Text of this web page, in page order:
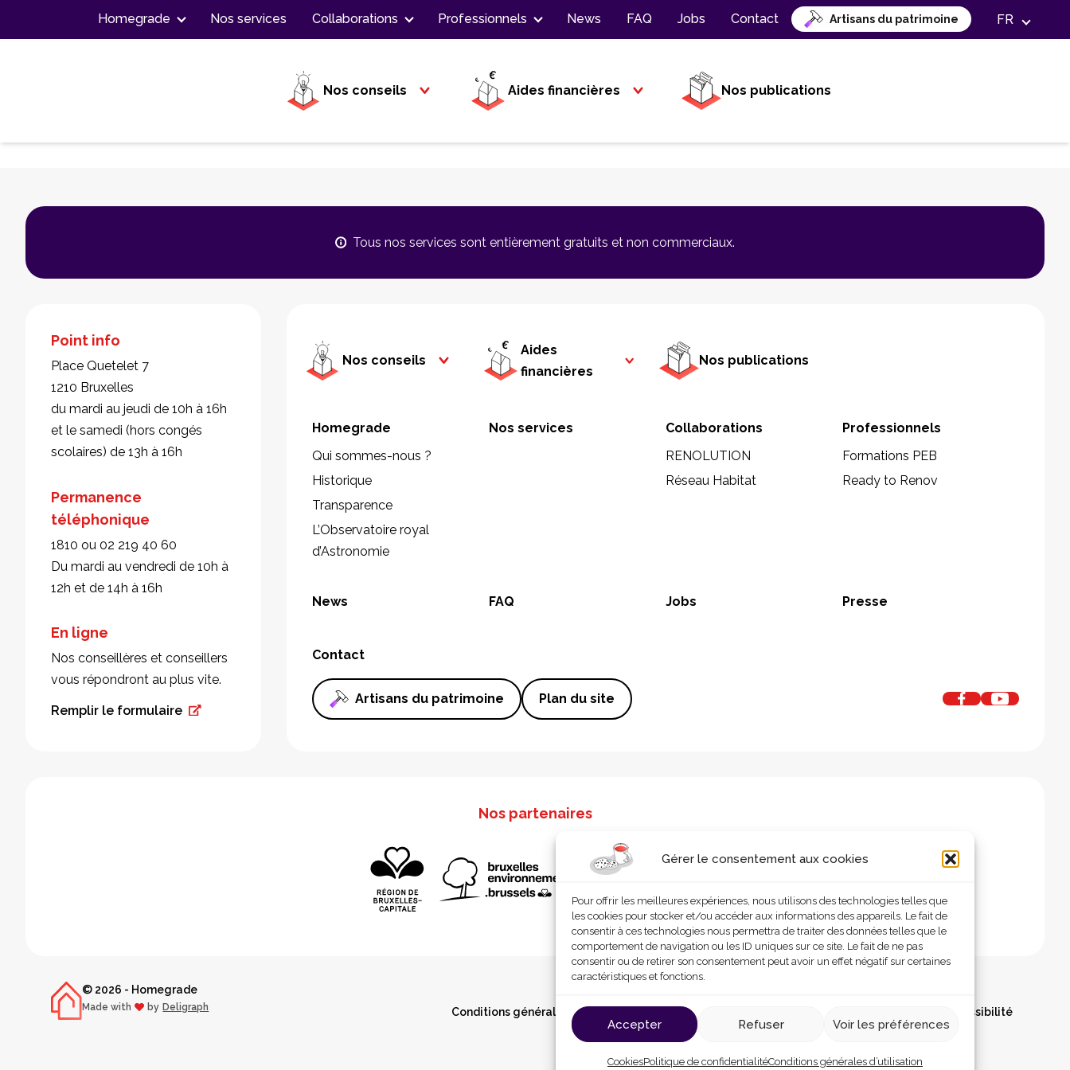
Gérer le consentement aux cookies
Pour offrir les meilleures expériences, nous utilisons des technologies telles que
les cookies pour stocker et/ou accéder aux informations des appareils. Le fait de
consentir à ces technologies nous permettra de traiter des données telles que le
comportement de navigation ou les ID uniques sur ce site. Le fait de ne pas
consentir ou de retirer son consentement peut avoir un effet négatif sur certaines
caractéristiques et fonctions.
Accepter Refuser Voir les préférences
CookiesPolitique de confidentialitéConditions générales d’utilisation
Homegrade Nos services Collaborations Professionnels News FAQ Jobs Contact Artisans du patrimoine FR
Nos conseils Aides financières Nos publications
Tous nos services sont entièrement gratuits et non commerciaux.
Point info
Place Quetelet 7
1210 Bruxelles
du mardi au jeudi de 10h à 16h
et le samedi (hors congés
scolaires) de 13h à 16h
Permanence
téléphonique
1810 ou 02 219 40 60
Du mardi au vendredi de 10h à
12h et de 14h à 16h
En ligne
Nos conseillères et conseillers
vous répondront au plus vite.
Remplir le formulaire
Nos conseils
Aides
financières
Nos publications
Homegrade
Qui sommes-nous ?
Historique
Transparence
L’Observatoire royal
d’Astronomie
Nos services
Collaborations
RENOLUTION
Réseau Habitat
Professionnels
Formations PEB
Ready to Renov
News FAQ Jobs Presse
Contact
Artisans du patrimoine Plan du site
Nos partenaires
© 2026 - Homegrade
Made with love
by Deligraph Conditions générales d’utilisation Cookies Déclaration d’accessibilité